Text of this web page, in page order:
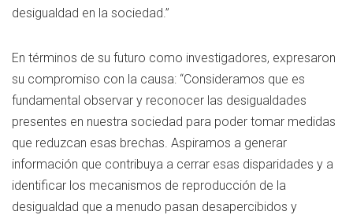
desigualdad en la sociedad.”
En términos de su futuro como investigadores, expresaron
su compromiso con la causa: “Consideramos que es
fundamental observar y reconocer las desigualdades
presentes en nuestra sociedad para poder tomar medidas
que reduzcan esas brechas. Aspiramos a generar
información que contribuya a cerrar esas disparidades y a
identificar los mecanismos de reproducción de la
desigualdad que a menudo pasan desapercibidos y